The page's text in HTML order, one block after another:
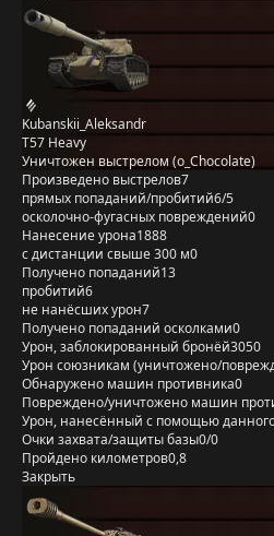
Kubanskii_Aleksandr
T57 Heavy
Уничтожен выстрелом (o_Chocolate)
Произведено выстрелов7
прямых попаданий/пробитий6/5
осколочно-фугасных повреждений0
Нанесение урона1888
с дистанции свыше 300 м0
Получено попаданий13
пробитий6
не нанёсших урон7
Получено попаданий осколками0
Урон, заблокированный бронёй3050
Урон союзникам (уничтожено/
Обнаружено машин противника0
Повреждено/уничтожено машин
Урон, нанесённый с помощью
Очки захвата/защиты базы0/0
Пройдено километров0,8
Закрыть